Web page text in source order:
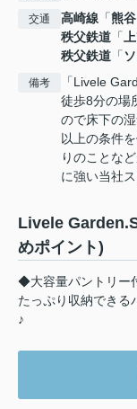
交通 高崎線 「熊谷
秩父鉄道 「
秩父鉄道 「
備考
「Livele
徒歩8分の場
ので床下の
以上の条件
りのことな
に強い当社
Livele
めポイント)
◆大容量パントリー
たっぷり収納できる
♪